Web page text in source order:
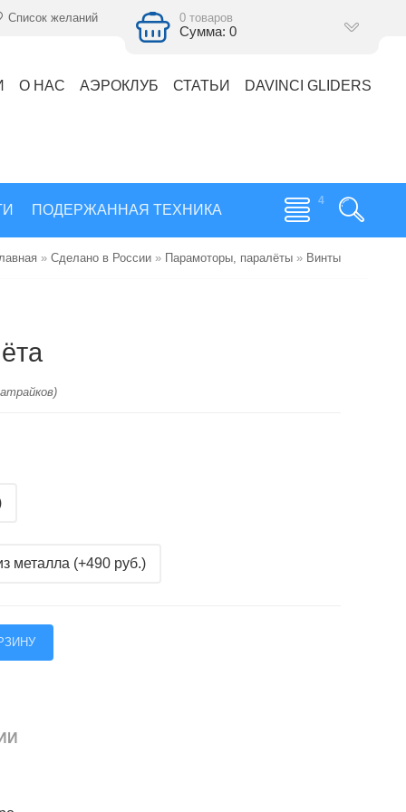
Список желаний 0 товаров
Сумма: 0
О НАС АЭРОКЛУБ СТАТЬИ DAVINCI GLIDERS
ПОДЕРЖАННАЯ ТЕХНИКА
» Сделано в России » Парамоторы, паралёты » Винты
металла (+490 руб.)